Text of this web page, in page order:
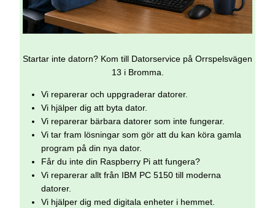
Startar inte datorn? Kom till Datorservice på Orrspelsvägen
13 i Bromma.
Vi reparerar och uppgraderar datorer.
Vi hjälper dig att byta dator.
Vi reparerar bärbara datorer som inte fungerar.
Vi tar fram lösningar som gör att du kan köra gamla
program på din nya dator.
Får du inte din Raspberry Pi att fungera?
Vi reparerar allt från IBM PC 5150 till moderna
datorer.
Vi hjälper dig med digitala enheter i hemmet.